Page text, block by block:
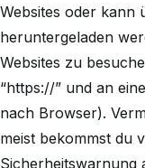
Websites oder kann
heruntergeladen
Websites zu
“https://” und an
nach Browser).
meist bekommst du
Sicherheitswarnung